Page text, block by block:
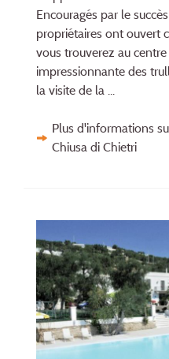
Encouragés par le
propriétaires ont ouvert
vous trouverez au
impressionnante des
la visite de la ...
Plus d'informations
Chiusa di Chietri